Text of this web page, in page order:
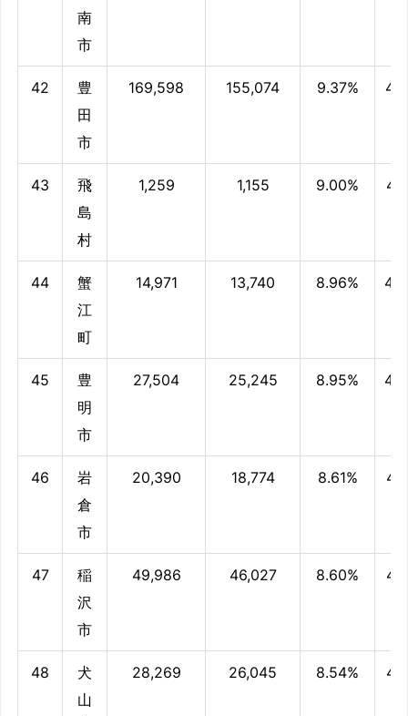
南
市
42
豊
田
市
169,598 155,074 9.37%
43
飛
島
村
1,259 1,155 9.00%
44
蟹
江
町
14,971 13,740 8.96%
45
豊
明
市
27,504 25,245 8.95%
46
岩
倉
市
20,390 18,774 8.61%
47
稲
沢
市
49,986 46,027 8.60%
48
犬
山
28,269 26,045 8.54%